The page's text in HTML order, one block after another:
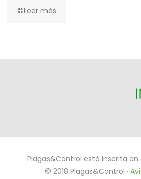
Leer más
Plagas&Control está inscrita en
© 2018 Plagas&Control ·